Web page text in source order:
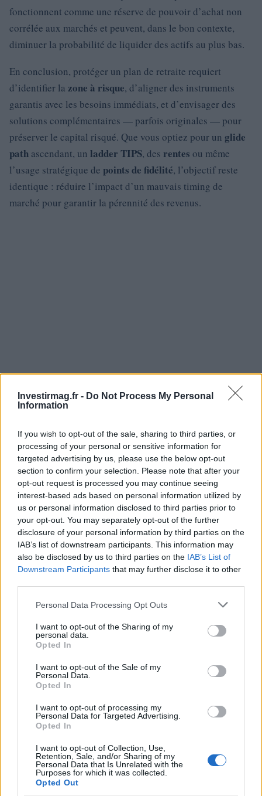
Investirmag.fr - Do Not Process My Personal
Information
If you wish to opt-out of the sale, sharing to third parties, or
processing of your personal or sensitive information for
targeted advertising by us, please use the below opt-out
section to confirm your selection. Please note that after your
opt-out request is processed you may continue seeing
interest-based ads based on personal information utilized by
us or personal information disclosed to third parties prior to
your opt-out. You may separately opt-out of the further
disclosure of your personal information by third parties on the
IAB’s list of downstream participants. This information may
also be disclosed by us to third parties on the IAB’s List of
Downstream Participants that may further disclose it to other
Please note that this website/app uses one or more Google
not limited to your visit or usage behaviour. You may click to
grant or deny consent to Google and its third-party tags to
use your data for below specified purposes in below Google
consent section.
Personal Data Processing Opt Outs
I want to opt-out of the Sharing of my
personal data.
Opted In
I want to opt-out of the Sale of my
Personal Data.
Opted In
I want to opt-out of processing my
Personal Data for Targeted Advertising.
Opted In
I want to opt-out of Collection, Use,
Retention, Sale, and/or Sharing of my
Personal Data that Is Unrelated with the
Purposes for which it was collected.
Opted Out
fonctionnent comme une réserve de pouvoir d’achat non
corrélée aux marchés et peuvent, dans le bon contexte,
diminuer la probabilité de liquider des actifs au plus bas.
En conclusion, protéger un plan de retraite requiert
d’identifier la zone à risque, d’aligner des instruments
garantis avec les besoins immédiats, et d’envisager des
solutions complémentaires — parfois originales — pour
préserver le capital risqué. Que vous optiez pour un glide
path ascendant, un ladder TIPS, des rentes ou même
l’usage stratégique de points de fidélité, l’objectif reste
identique : réduire l’impact d’un mauvais timing de
marché pour garantir la pérennité des revenus.
AUTEUR
Ilaria Galli
Ilaria Galli a signé le desk qui a mis au jour une
affaire administrative à Trieste après des
demandes d'accès aux dossiers à la mairie,
défendant la ligne éditoriale du rigueur
documentaire. Rédactrice de desk, elle a un
trait unique : elle collectionne des procès-
verbaux historiques du Porto Vecchio.